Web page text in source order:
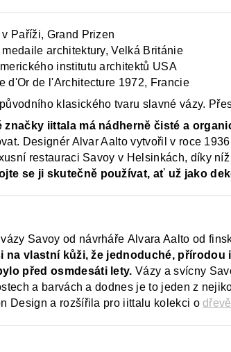
Paříži, Grand Prizen
architektury, Velká Británie
institutu architektů USA
d'Or de l'Architecture 1972, Francie
klasického tvaru slavné vázy.
značky iittala má nádherně čisté a
Designér Alvar Aalto vytvořil v roce
restauraci Savoy v Helsinkách, díky
se ji skutečně používat, ať už jako
Savoy od návrháře Alvara Aalto od
na vlastní kůži, že jednoduché,
před osmdesáti lety. Vázy a svícny
a barvách a dodnes je to jeden z
Design a rozšířila pro iittalu kolekci o